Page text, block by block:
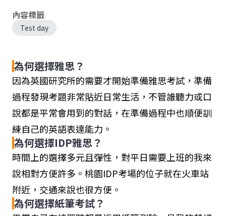
內容標籤
Test day
為何選擇雅思？
因為英國研究所的需要才開始準備雅思考試，準備
過程發現考題非常貼近日常生活，不管誰聽力或口
說都是平常會用到的對話，在準備過程中也順便訓
練自己的英語表達能力。
為何選擇IDP雅思？
時間上的選擇多元且彈性，對平日需要上班的我來
說相對方便許多。桃園IDP考場的位子就在火車站
附近，交通來說也很方便。
為何選擇紙筆考試？